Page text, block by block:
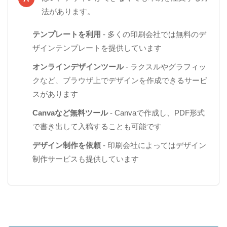
法があります。
テンプレートを利用 - 多くの印刷会社では無料のデ
ザインテンプレートを提供しています
オンラインデザインツール- ラクスルやグラフィッ
クなど、ブラウザ上でデザインを作成できるサービ
スがあります
Canvaなど無料ツール- Canvaで作成し、PDF形式
で書き出して入稿することも可能です
デザイン制作を依頼 - 印刷会社によってはデザイン
制作サービスも提供しています